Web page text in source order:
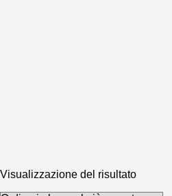
Visualizzazione del risultato